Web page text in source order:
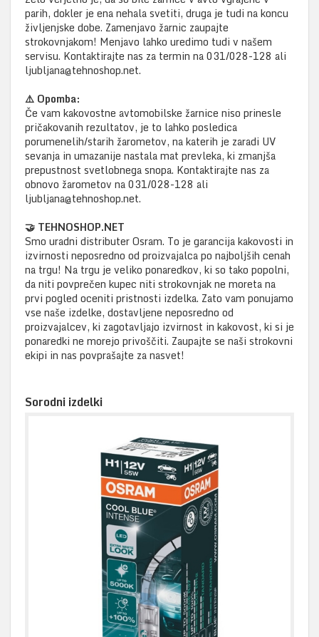
parih, dokler je ena nehala svetiti, druga je tudi na koncu
življenjske dobe. Zamenjavo žarnic zaupajte
strokovnjakom! Menjavo lahko uredimo tudi v našem
servisu. Kontaktirajte nas za termin na 031/028-128 ali
ljubljana@tehnoshop.net.
⚠️ Opomba:
Če vam kakovostne avtomobilske žarnice niso prinesle
pričakovanih rezultatov, je to lahko posledica
porumenelih/starih žarometov, na katerih je zaradi UV
sevanja in umazanije nastala mat prevleka, ki zmanjša
prepustnost svetlobnega snopa. Kontaktirajte nas za
obnovo žarometov na 031/028-128 ali
ljubljana@tehnoshop.net.
🤝 TEHNOSHOP.NET
Smo uradni distributer Osram. To je garancija kakovosti in
izvirnosti neposredno od proizvajalca po najboljših cenah
na trgu! Na trgu je veliko ponaredkov, ki so tako popolni,
da niti povprečen kupec niti strokovnjak ne moreta na
prvi pogled oceniti pristnosti izdelka. Zato vam ponujamo
vse naše izdelke, dostavljene neposredno od
proizvajalcev, ki zagotavljajo izvirnost in kakovost, ki si je
ponaredki ne morejo privoščiti. Zaupajte se naši strokovni
ekipi in nas povprašajte za nasvet!
Sorodni izdelki